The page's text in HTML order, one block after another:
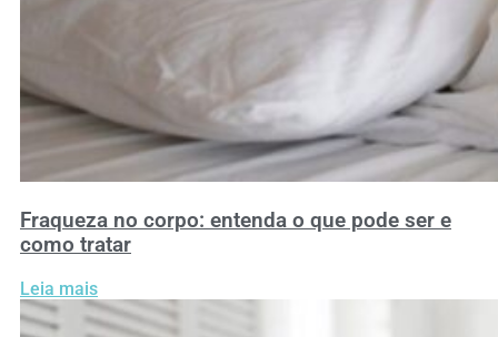
Fraqueza no corpo: entenda o que pode ser e
como tratar
Leia mais